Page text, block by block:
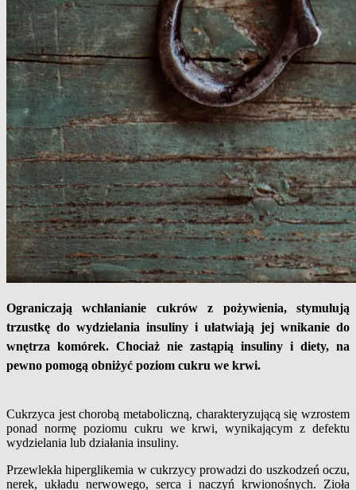
Ograniczają wchłanianie cukrów z pożywienia, stymulują
trzustkę do wydzielania insuliny i ułatwiają jej wnikanie do
wnętrza komórek. Chociaż nie zastąpią insuliny i diety, na
pewno pomogą obniżyć poziom cukru we krwi.
Cukrzyca jest chorobą metaboliczną, charakteryzującą się wzrostem
ponad normę poziomu cukru we krwi, wynikającym z defektu
wydzielania lub działania insuliny.
Przewlekła hiperglikemia w cukrzycy prowadzi do uszkodzeń oczu,
nerek, układu nerwowego, serca i naczyń krwionośnych. Zioła